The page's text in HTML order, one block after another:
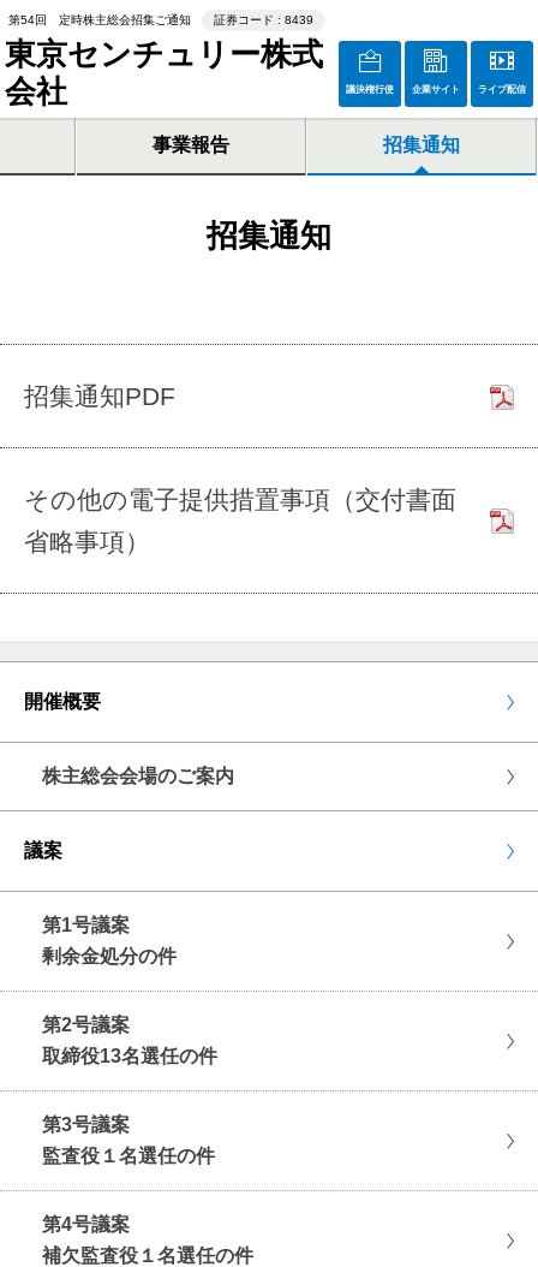
第54回 定時株主総会招集ご通知 証券コード : 8439
東京センチュリー株式
会社
議決権行使 企業サイト ライブ配信
事業報告 招集通知
招集通知
招集通知PDF
その他の電子提供措置事項（交付書面
省略事項）
開催概要
株主総会会場のご案内
議案
第1号議案
剰余金処分の件
第2号議案
取締役13名選任の件
第3号議案
監査役１名選任の件
第4号議案
補欠監査役１名選任の件